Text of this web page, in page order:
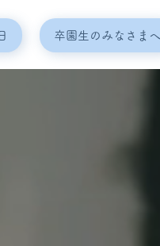
卒園生のみなさまへ